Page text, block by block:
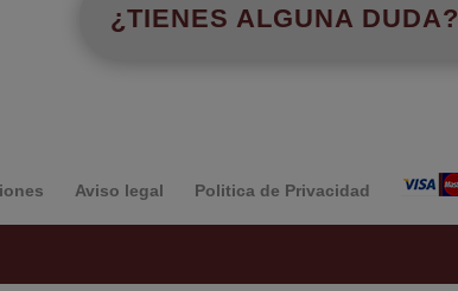
¿TIENES ALGUNA DUDA?
Aviso legal Politica de Privacidad